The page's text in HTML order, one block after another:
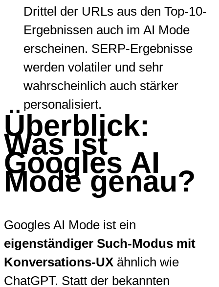
Drittel der URLs aus den Top-10-
Ergebnissen auch im AI Mode
erscheinen. SERP-Ergebnisse
werden volatiler und sehr
wahrscheinlich auch stärker
personalisiert.
Überblick:
Was ist
Googles AI
Mode genau?
Googles AI Mode ist ein
eigenständiger Such-Modus mit
Konversations-UX ähnlich wie
ChatGPT. Statt der bekannten